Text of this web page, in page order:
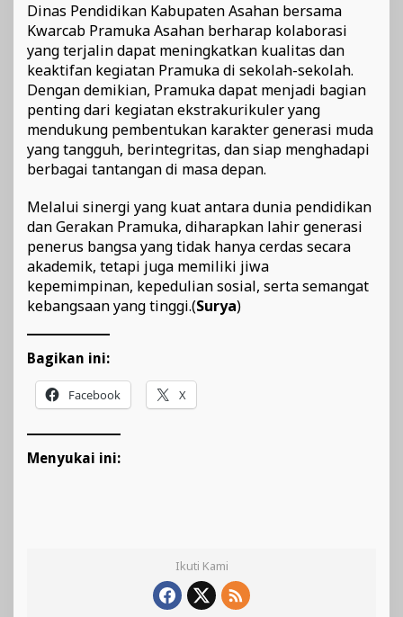
Dinas Pendidikan Kabupaten Asahan bersama
Kwarcab Pramuka Asahan berharap kolaborasi
yang terjalin dapat meningkatkan kualitas dan
keaktifan kegiatan Pramuka di sekolah-sekolah.
Dengan demikian, Pramuka dapat menjadi bagian
penting dari kegiatan ekstrakurikuler yang
mendukung pembentukan karakter generasi muda
yang tangguh, berintegritas, dan siap menghadapi
berbagai tantangan di masa depan.
Melalui sinergi yang kuat antara dunia pendidikan
dan Gerakan Pramuka, diharapkan lahir generasi
penerus bangsa yang tidak hanya cerdas secara
akademik, tetapi juga memiliki jiwa
kepemimpinan, kepedulian sosial, serta semangat
kebangsaan yang tinggi.(Surya)
Bagikan ini:
Facebook X
Menyukai ini:
Ikuti Kami